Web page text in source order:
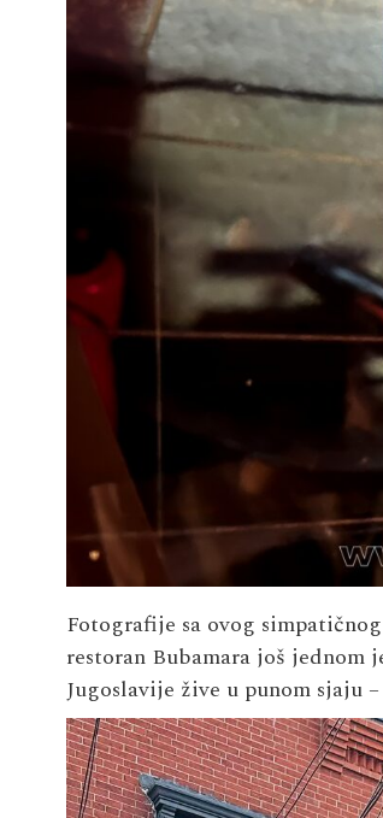
Fotografije sa ovog
restoran Bubamara još jednom
Jugoslavije žive u punom sjaju